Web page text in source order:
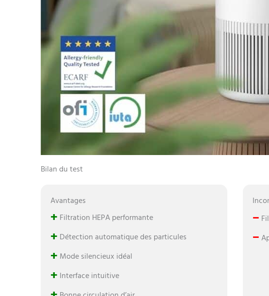
Bilan du test
Avantages
+ Filtration HEPA performante
+ Détection automatique des particules
+ Mode silencieux idéal
+ Interface intuitive
–
–